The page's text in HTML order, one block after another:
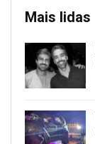
Mais lidas